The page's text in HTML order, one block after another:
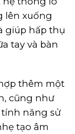
lên xuống
giúp hấp thụ
tay và bàn
thêm một
cũng như
tính năng sử
tạo âm